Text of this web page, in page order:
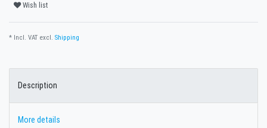
Wish list
* Incl. VAT excl. Shipping
Description
More details